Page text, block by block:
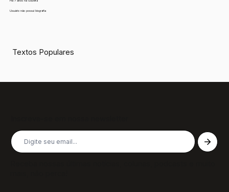
Usuário não possui biografia
Textos Populares